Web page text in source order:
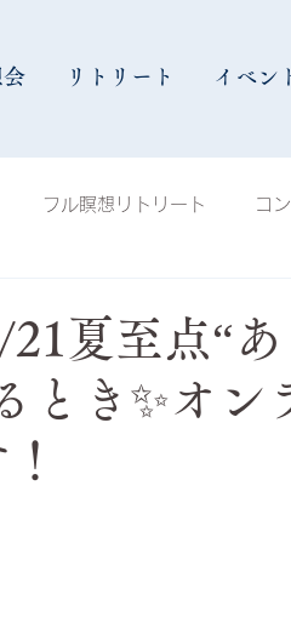
会 リトリート イベン
フル瞑想リトリート コ
Shall We空Kuuu お知ら
夏至点“
とき✨オン